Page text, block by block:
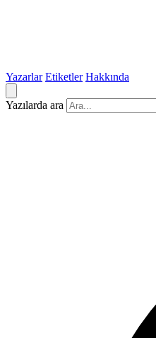
Yazarlar Etiketler Hakkında
Yazılarda ara